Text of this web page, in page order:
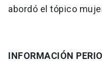
abordó el tópico
INFORMACIÓN